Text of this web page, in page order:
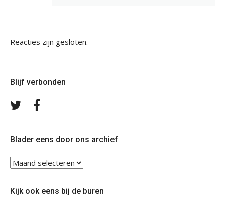
Reacties zijn gesloten.
Blijf verbonden
Volg
Blader eens door ons archief
Blader
eens
ons
Kijk ook eens bij de buren